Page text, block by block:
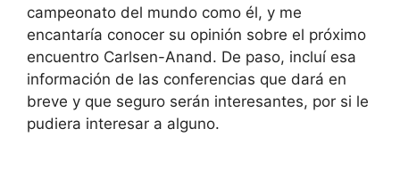
campeonato del mundo como él, y me
encantaría conocer su opinión sobre el próximo
encuentro Carlsen-Anand. De paso, incluí esa
información de las conferencias que dará en
breve y que seguro serán interesantes, por si le
pudiera interesar a alguno.